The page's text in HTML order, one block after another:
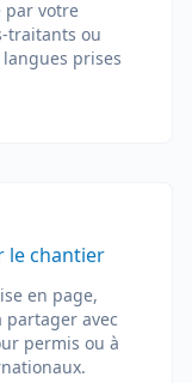
par votre
traitants ou
langues prises
le chantier
en page,
partager avec
permis ou à